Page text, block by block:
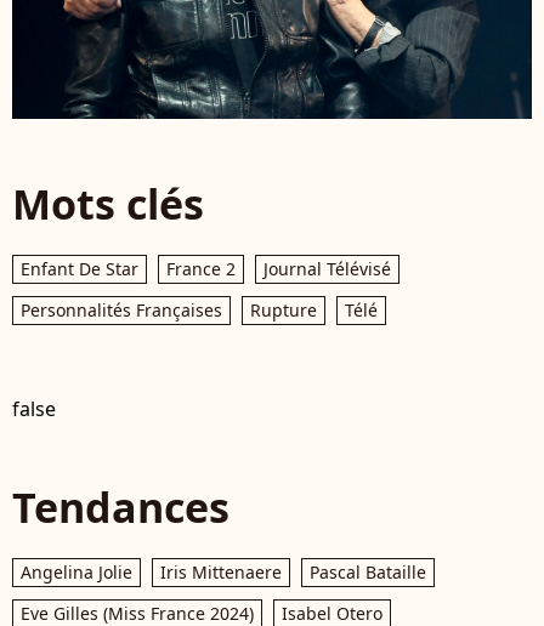
Mots clés
Enfant De Star France 2
Journal Télévisé
Personnalités Françaises
Rupture Télé
false
Tendances
Angelina Jolie Iris Mittenaere
Pascal Bataille
Eve Gilles (Miss France 2024)
Isabel Otero